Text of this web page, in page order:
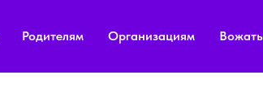
Родителям Организациям